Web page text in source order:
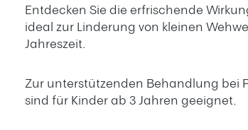
Entdecken Sie die erfrischende
ideal zur Linderung von kleinen
Jahreszeit.
Zur unterstützenden Behandlung bei
sind für Kinder ab 3 Jahren geeignet.